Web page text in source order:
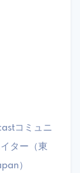
コミュニ
ター（東
）